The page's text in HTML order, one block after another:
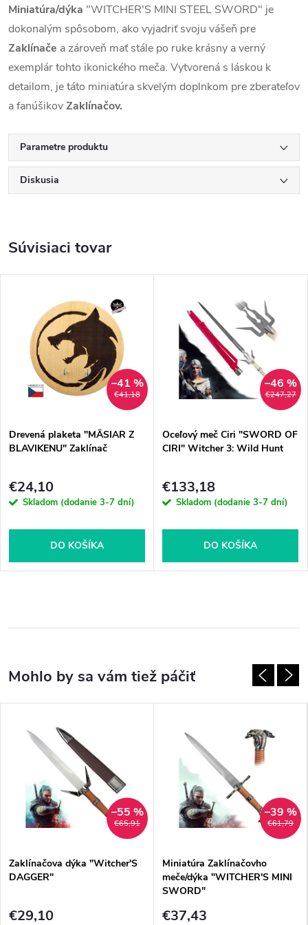
Miniatúra/dýka "WITCHER'S MINI STEEL SWORD" je
dokonalým spôsobom, ako vyjadriť svoju vášeň pre
Zaklínače a zároveň mať stále po ruke krásny a verný
exemplár tohto ikonického meča. Vytvorená s láskou k
detailom, je táto miniatúra skvelým doplnkom pre zberateľov
a fanúšikovZaklínačov.
Parametre produktu
Diskusia
Súvisiaci tovar
€41,18
–41 %
Drevená plaketa "MÄSIAR Z
BLAVIKENU" Zaklínač
€24,10
Skladom (dodanie 3-7 dní)
DO KOŠÍKA
€247,27
–46 %
Oceľový meč Ciri "SWORD OF
CIRI" Witcher 3: Wild Hunt
€133,18
Skladom (dodanie 3-7 dní)
DO KOŠÍKA
€65,91
–55 %
Zaklínačova dýka "Witcher'S
DAGGER"
€29,10
€61,79
–39 %
Miniatúra Zaklínačovho
meče/dýka "WITCHER'S MINI
SWORD"
€37,43